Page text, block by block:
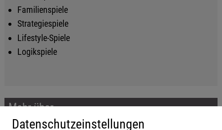
Familienspiele
Strategiespiele
Lifestyle-Spiele
Logikspiele
Mehr über...
Datenschutzeinstellungen